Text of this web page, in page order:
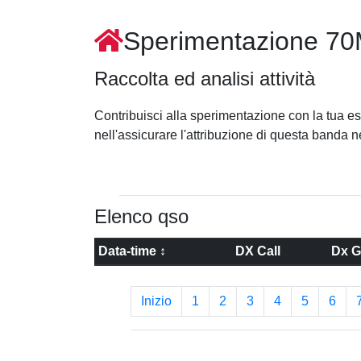
Sperimentazione
Raccolta ed analisi attività
Contribuisci alla sperimentazione con la tua
nell'assicurare l'attribuzione di questa banda
Elenco qso
Data-time ↕ DX Call Dx
Inizio 1 2 3 4 5 6